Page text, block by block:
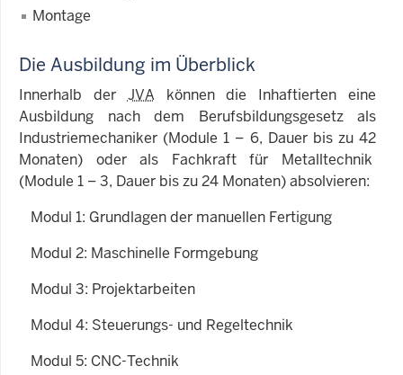
Montage
Die Ausbildung im Überblick
Innerhalb derJVAkönnen die Inhaftierten eine
Ausbildung nach dem Berufsbildungsgesetz als
Industriemechaniker (Module 1 – 6, Dauer bis zu 42
Monaten) oder als Fachkraft für Metalltechnik
(Module 1 – 3, Dauer bis zu 24 Monaten) absolvieren:
Modul 1: Grundlagen der manuellen Fertigung
Modul 2: Maschinelle Formgebung
Modul 3: Projektarbeiten
Modul 4: Steuerungs- und Regeltechnik
Modul 5: CNC-Technik